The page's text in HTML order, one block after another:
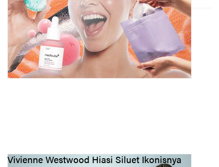
Vivienne Westwood Hiasi Siluet Ikonisnya